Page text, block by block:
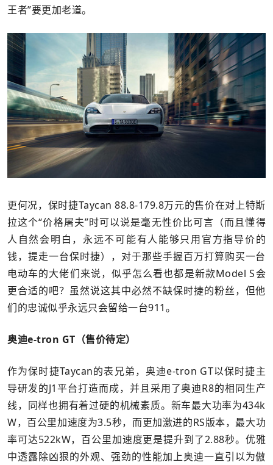
王者”要更加老道。
更何况，保时捷Taycan 88.8-179.8万元的售价在对上特斯
拉这个“价格屠夫”时可以说是毫无性价比可言（而且懂得
人自然会明白，永远不可能有人能够只用官方指导价的
钱，提走一台保时捷），对于那些手握百万打算购买一台
电动车的大佬们来说，似乎怎么看也都是新款Model S会
更合适的吧？虽然说这其中必然不缺保时捷的粉丝，但他
们的忠诚似乎永远只会留给一台911。
奥迪e-tron GT（售价待定）
作为保时捷Taycan的表兄弟，奥迪e-tron GT以保时捷主
导研发的J1平台打造而成，并且采用了奥迪R8的相同生产
线，同样也拥有着过硬的机械素质。新车最大功率为434k
W，百公里加速度为3.5秒，而更加激进的RS版本，最大功
率可达522kW，百公里加速度更是提升到了2.88秒。优雅
中透露除凶狠的外观、强劲的性能加上奥迪一直引以为傲